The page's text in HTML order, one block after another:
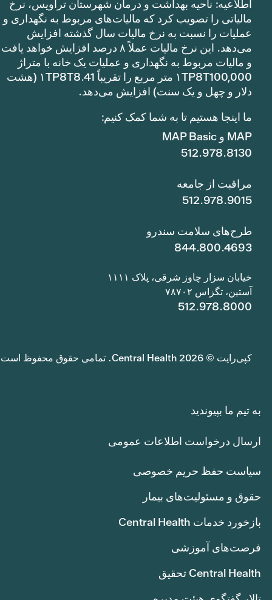
اطلاعیه: ناحیه بهداشت و درمان شهرستان تراویس، نرخ
مالیاتی را تصویب کرد که مالیات‌های مربوط به نگهداری و
عملیات را نسبت به نرخ مالیات سال گذشته افزایش
می‌دهد. این نرخ مالیات عملاً ۸ درصد افزایش خواهد یافت
و مالیات مربوط به نگهداری و عملیات یک خانه با متراژ
۱TP8T100,000 متر مربع را تقریباً ۱TP8T8.41 (هشت
دلار و چهل و یک سنت) افزایش می‌دهد.
ما اینجا هستیم تا به شما کمک کنیم:
MAP و MAP Basic
512.978.8130
مراقبت از جامعه
512.978.9015
طرح‌های سلامت سندرو
844.800.4693
خیابان سزار چاوز شرقی، پلاک ۱۱۱۱
آستین، تگزاس ۷۸۷۰۲
512.978.8000
کپی‌رایت © 2026 Central Health. تمامی حقوق محفوظ است.
به تیم ما بپیوندید
ارسال درخواست اطلاعات عمومی
سیاست حفظ حریم خصوصی
حقوق و مسئولیت‌های بیمار
بازخورد خدمات Central Health
فرصت‌های آموزشی
Central Health تحقیق